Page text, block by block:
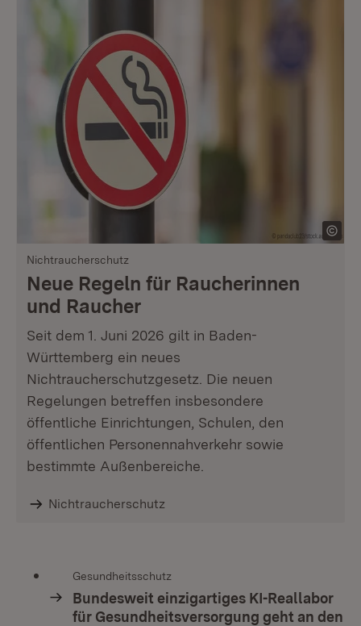
Nichtraucherschutz
Neue Regeln für Raucherinnen
und Raucher
Seit dem 1. Juni 2026 gilt in Baden-
Württemberg ein neues
Nichtraucherschutzgesetz. Die neuen
Regelungen betreffen insbesondere
öffentliche Einrichtungen, Schulen, den
öffentlichen Personennahverkehr sowie
bestimmte Außenbereiche.
Nichtraucherschutz
Gesundheitsschutz
Bundesweit einzigartiges KI-Reallabor
für Gesundheitsversorgung geht an den